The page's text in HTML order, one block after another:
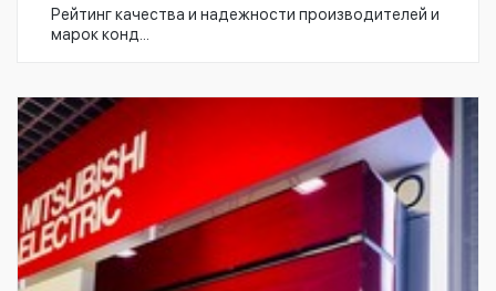
Рейтинг качества и надежности производителей и
марок конд...